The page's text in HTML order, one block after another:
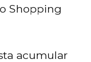
Shopping
acumular